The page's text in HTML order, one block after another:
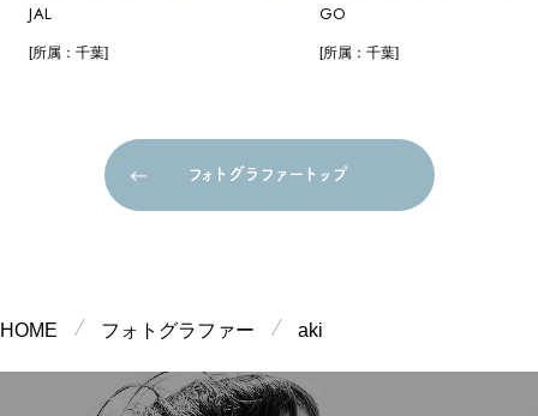
JAL
[所属：千葉]
GO
[所属：千葉]
フォトグラファートップ
HOME フォトグラファー aki